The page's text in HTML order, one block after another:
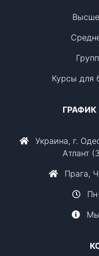
Курсы для
Украина, г.
Атлант
Прага,